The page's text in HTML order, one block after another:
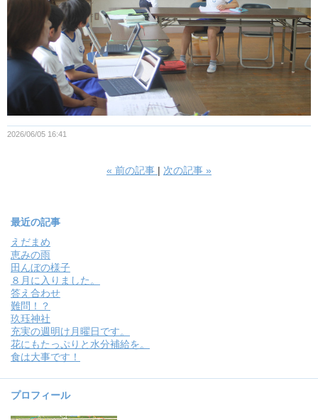
2026/06/05 16:41
« 前の記事 次の記事 »
最近の記事
えだまめ
恵みの雨
田んぼの様子
８月に入りました。
答え合わせ
難問！？
玖珏神社
充実の週明け月曜日です。
花にもたっぷりと水分補給を。
食は大事です！
プロフィール